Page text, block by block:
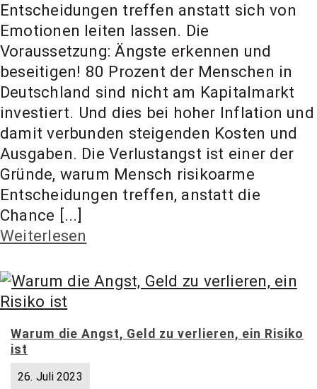
Entscheidungen treffen anstatt sich von
Emotionen leiten lassen. Die
Voraussetzung: Ängste erkennen und
beseitigen! 80 Prozent der Menschen in
Deutschland sind nicht am Kapitalmarkt
investiert. Und dies bei hoher Inflation und
damit verbunden steigenden Kosten und
Ausgaben. Die Verlustangst ist einer der
Gründe, warum Mensch risikoarme
Entscheidungen treffen, anstatt die
Chance [...]
Weiterlesen
Warum die Angst, Geld zu verlieren, ein Risiko
ist
26. Juli 2023